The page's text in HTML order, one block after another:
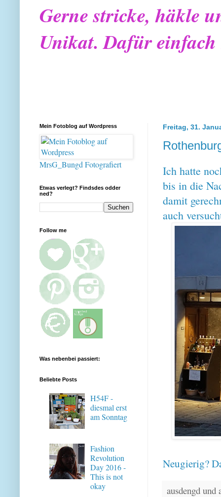
Gerne stricke, häkle
Unikat. Dafür
Freitag, 31.
Ich hatte
bis in die
damit
auch
Neugierig?
ausdengd
Mein Fotoblog auf Wordpress
MrsG_Bungd Fotografiert
Etwas verlegt? Findsdes odder
ned?
Follow me
Was nebenbei passiert:
Beliebte Posts
H54F -
diesmal erst
am Sonntag
Fashion
Revolution
Day 2016 -
This is not
okay